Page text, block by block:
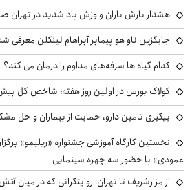
هشدار بارش باران و وزش باد شدید در تهران
جایگزین ناو هواپیمابر آبراهام لینکلن معرفی
کدام گیاه ها سرفه‌های مداوم را درمان می کند؟
کولاک بورس در اولین روز هفته؛ شاخص کل بیش از ۱۰۰هزار واحد
پیگیری تامین دارو، حمایت از بیماران و حل
نخستین کارگاه آموزشی جشنواره «ریلیمو»
عمودی» با حضور سه چهره سینمایی
از مزارشریف تا تهران؛ روایتگرانی که در میان